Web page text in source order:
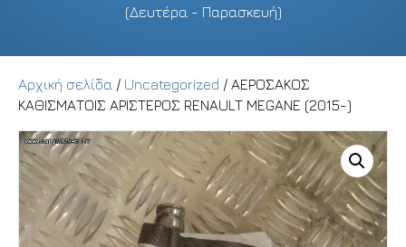
(Δευτέρα - Παρασκευή)
Αρχική σελίδα / Uncategorized / ΑΕΡΟΣΑΚΟΣ
ΚΑΘΙΣΜΑΤΟΙΣ ΑΡΙΣΤΕΡΟΣ RENAULT MEGANE (2015-)